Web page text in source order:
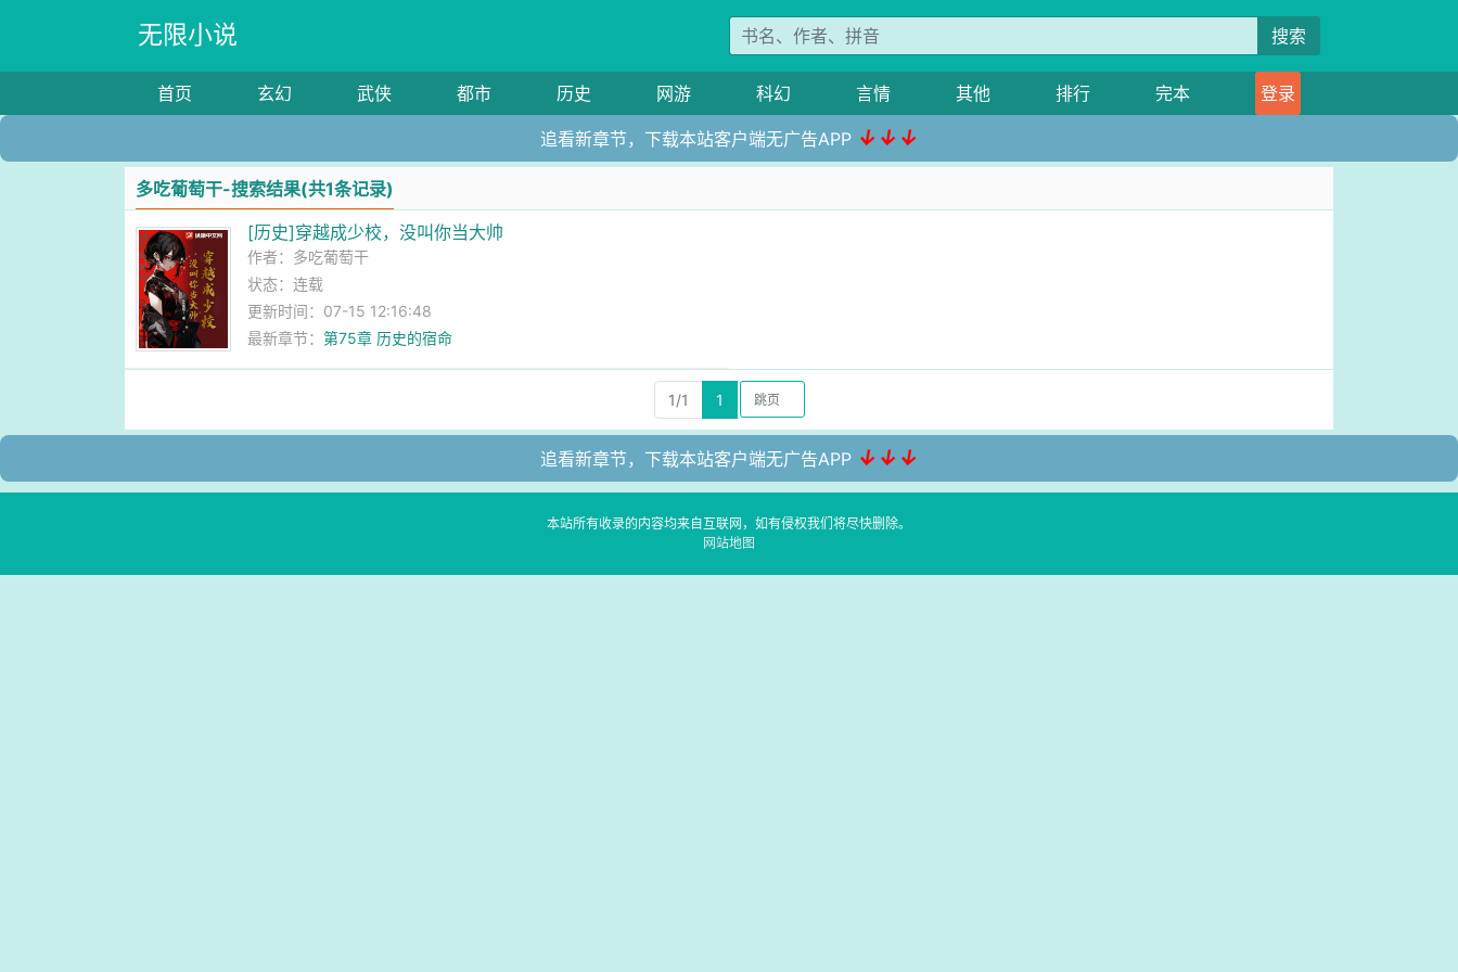
无限小说 搜索
首页 玄幻 武侠 都市 历史 网游 科幻 言情 其他 排行 完本 登录
追看新章节，下载本站客户端无广告APP ↓↓↓
多吃葡萄干-搜索结果(共1条记录)
[历史]穿越成少校，没叫你当大帅
作者： 多吃葡萄干
状态：连载
更新时间：07-15 12:16:48
最新章节：第75章 历史的宿命
1/1 1
追看新章节，下载本站客户端无广告APP ↓↓↓
本站所有收录的内容均来自互联网，如有侵权我们将尽快删除。
网站地图